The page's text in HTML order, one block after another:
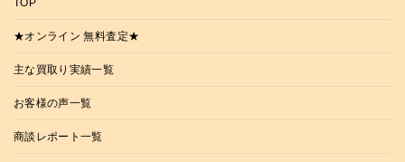
★オンライン 無料査定★
主な買取り実績一覧
お客様の声一覧
商談レポート一覧